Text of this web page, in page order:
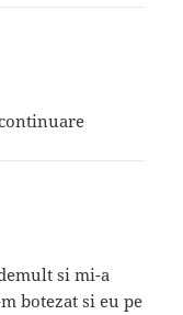
si mi-a
botezat si eu pe